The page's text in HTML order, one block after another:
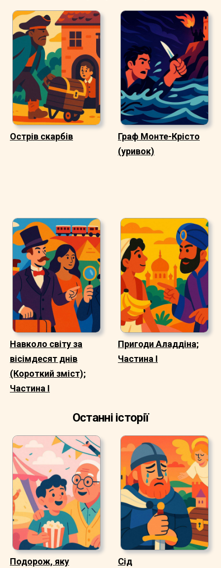
Острів скарбів
Граф Монте-Крісто
(уривок)
Навколо світу за
вісімдесят днів
(Короткий зміст);
Частина I
Пригоди Аладдіна;
Частина I
Останні історії
Подорож, яку Сід